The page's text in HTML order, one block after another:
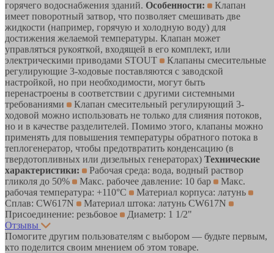
горячего водоснабжения зданий. Особенности:
Клапан
имеет поворотный затвор, что позволяет смешивать две
жидкости (например, горячую и холодную воду) для
достижения желаемой температуры. Клапан может
управляться рукояткой, входящей в его комплект, или
электрическими приводами STOUT
Клапаны смесительные
регулирующие 3-ходовые поставляются с заводской
настройкой, но при необходимости, могут быть
перенастроены в соответствии с другими системными
требованиями
Клапан смесительный регулирующий 3-
ходовой можно использовать не только для слияния потоков,
но и в качестве разделителей. Помимо этого, клапаны можно
применять для повышения температуры обратного потока в
теплогенератор, чтобы предотвратить конденсацию (в
твердотопливных или дизельных генераторах) Технические
характеристики:
Рабочая среда: вода, водный раствор
гликоля до 50%
Макс. рабочее давление: 10 бар
Макс.
рабочая температура: +110°С
Материал корпуса: латунь
Сплав: CW617N
Материал штока: латунь CW617N
Присоединение: резьбовое
Диаметр: 1 1/2"
Отзывы
Помогите другим пользователям с выбором — будьте первым,
кто поделится своим мнением об этом товаре.